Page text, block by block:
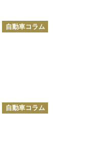
カ
テ
自動車コラム
カ
テ
自動車コラム